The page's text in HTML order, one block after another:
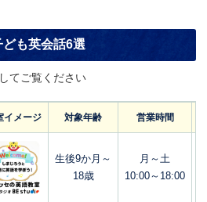
も英会話6選
てご覧ください
イメージ 対象年齢 営業時間
生後9か月～
18歳
月～土
10:00～18:00